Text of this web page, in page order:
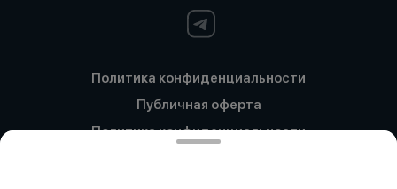
Политика конфиденциальности
Публичная оферта
Политика конфиденциальности
Новокузнецк